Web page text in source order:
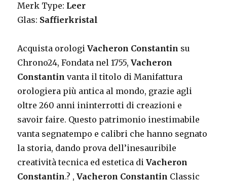
Merk Type: Leer
Glas: Saffierkristal
Acquista orologiVacheron Constantin su
Chrono24, Fondata nel 1755,Vacheron
Constantin vanta il titolo di Manifattura
orologiera più antica al mondo, grazie agli
oltre 260 anni ininterrotti di creazioni e
savoir faire. Questo patrimonio inestimabile
vanta segnatempo e calibri che hanno segnato
la storia, dando prova dell’inesauribile
creatività tecnica ed estetica diVacheron
Constantin.? ,Vacheron Constantin Classic